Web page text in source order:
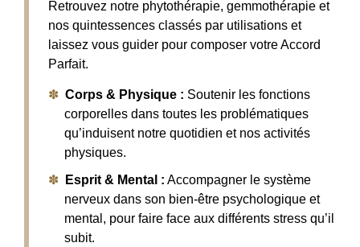
Retrouvez notre phytothérapie, gemmothérapie et
nos quintessences classés par utilisations et
laissez vous guider pour composer votre Accord
Parfait.
Corps & Physique : Soutenir les fonctions
corporelles dans toutes les problématiques
qu’induisent notre quotidien et nos activités
physiques.
Esprit & Mental : Accompagner le système
nerveux dans son bien-être psychologique et
mental, pour faire face aux différents stress qu’il
subit.